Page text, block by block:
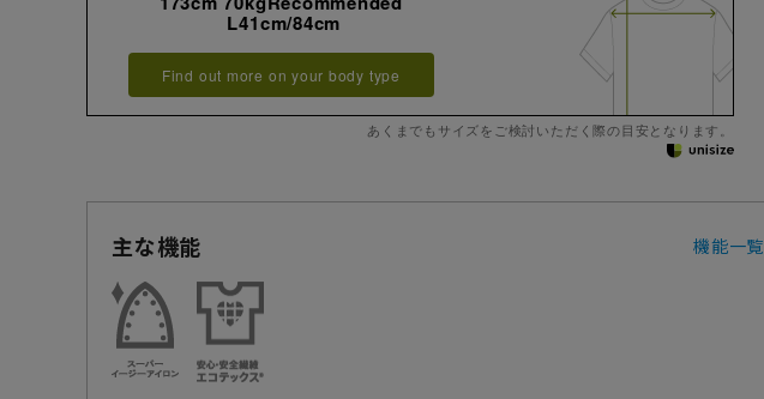
L41cm/84cm
Find out more on your body type
あくまでもサイズをご検討いただく際の目安となります。
主な機能 機能一覧